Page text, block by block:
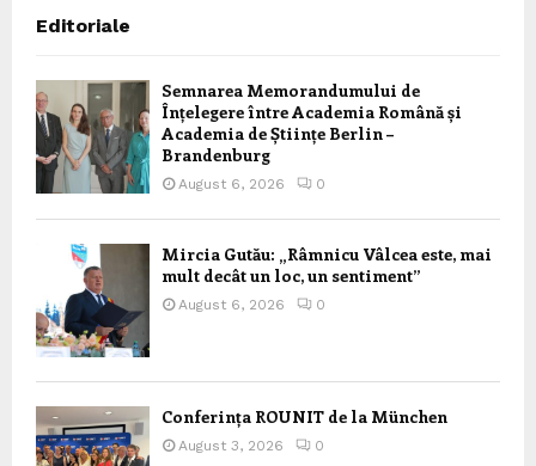
Editoriale
Semnarea Memorandumului de
Înțelegere între Academia Română și
Academia de Științe Berlin –
Brandenburg
August 6, 2026 0
Mircia Gutău: „Râmnicu Vâlcea este, mai
mult decât un loc, un sentiment”
August 6, 2026 0
Conferința ROUNIT de la München
August 3, 2026 0